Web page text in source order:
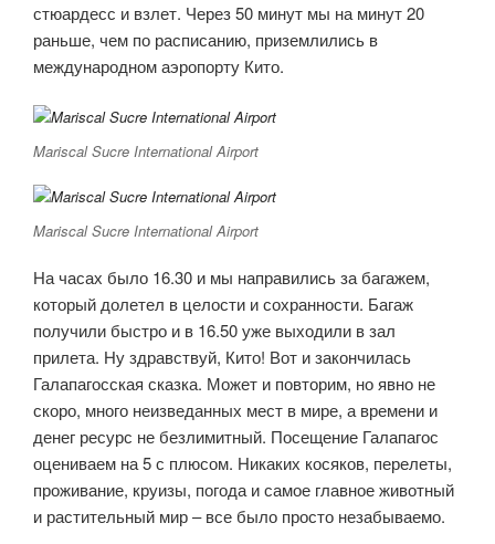
стюардесс и взлет. Через 50 минут мы на минут 20
раньше, чем по расписанию, приземлились в
международном аэропорту Кито.
Mariscal Sucre International Airport
Mariscal Sucre International Airport
На часах было 16.30 и мы направились за багажем,
который долетел в целости и сохранности. Багаж
получили быстро и в 16.50 уже выходили в зал
прилета. Ну здравствуй, Кито! Вот и закончилась
Галапагосская сказка. Может и повторим, но явно не
скоро, много неизведанных мест в мире, а времени и
денег ресурс не безлимитный. Посещение Галапагос
оцениваем на 5 с плюсом. Никаких косяков, перелеты,
проживание, круизы, погода и самое главное животный
и растительный мир – все было просто незабываемо.